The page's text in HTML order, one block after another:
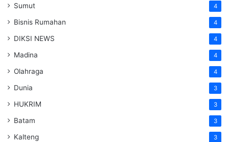
Sumut 4
Bisnis Rumahan 4
DIKSI NEWS 4
Madina 4
Olahraga 4
Dunia 3
HUKRIM 3
Batam 3
Kalteng 3